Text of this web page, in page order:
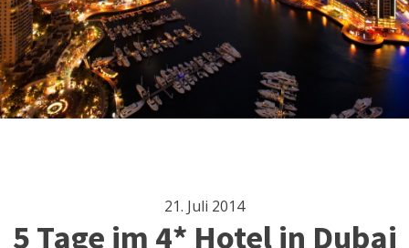
21. Juli 2014
5 Tage im 4* Hotel in Dubai